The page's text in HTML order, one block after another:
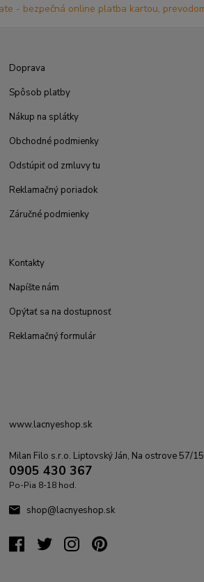
Doprava
Spôsob platby
Nákup na splátky
Obchodné podmienky
Odstúpiť od zmluvy tu
Reklamačný poriadok
Záručné podmienky
Kontakty
Napíšte nám
Opýtať sa na dostupnosť
Reklamačný formulár
www.lacnyeshop.sk
Milan Filo s.r.o. Liptovský Ján, Na ostrove 57/15
0905 430 367
Po-Pia 8-18 hod.
shop@lacnyeshop.sk